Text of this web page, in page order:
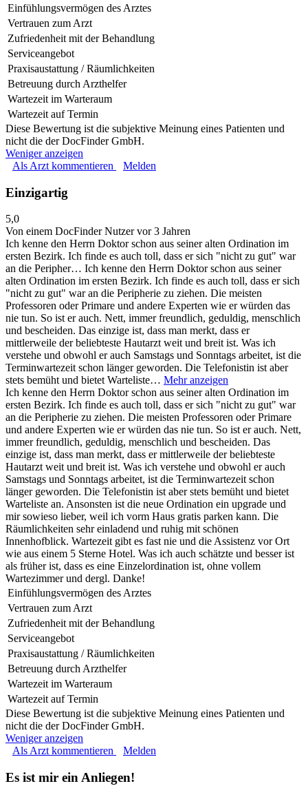
Einfühlungsvermögen des Arztes
Vertrauen zum Arzt
Zufriedenheit mit der Behandlung
Serviceangebot
Praxisaustattung / Räumlichkeiten
Betreuung durch Arzthelfer
Wartezeit im Warteraum
Wartezeit auf Termin
Diese Bewertung ist die subjektive Meinung eines Patienten und
nicht die der DocFinder GmbH.
Weniger anzeigen
Als Arzt kommentieren
Melden
Einzigartig
5,0
Von einem DocFinder Nutzervor 3 Jahren
Ich kenne den Herrn Doktor schon aus seiner alten Ordination im
ersten Bezirk. Ich finde es auch toll, dass er sich "nicht zu gut" war
an die Peripher… Ich kenne den Herrn Doktor schon aus seiner
alten Ordination im ersten Bezirk. Ich finde es auch toll, dass er sich
"nicht zu gut" war an die Peripherie zu ziehen. Die meisten
Professoren oder Primare und andere Experten wie er würden das
nie tun. So ist er auch. Nett, immer freundlich, geduldig, menschlich
und bescheiden. Das einzige ist, dass man merkt, dass er
mittlerweile der beliebteste Hautarzt weit und breit ist. Was ich
verstehe und obwohl er auch Samstags und Sonntags arbeitet, ist die
Terminwartezeit schon länger geworden. Die Telefonistin ist aber
stets bemüht und bietet Warteliste… Mehr anzeigen
Ich kenne den Herrn Doktor schon aus seiner alten Ordination im
ersten Bezirk. Ich finde es auch toll, dass er sich "nicht zu gut" war
an die Peripherie zu ziehen. Die meisten Professoren oder Primare
und andere Experten wie er würden das nie tun. So ist er auch. Nett,
immer freundlich, geduldig, menschlich und bescheiden. Das
einzige ist, dass man merkt, dass er mittlerweile der beliebteste
Hautarzt weit und breit ist. Was ich verstehe und obwohl er auch
Samstags und Sonntags arbeitet, ist die Terminwartezeit schon
länger geworden. Die Telefonistin ist aber stets bemüht und bietet
Warteliste an. Ansonsten ist die neue Ordination ein upgrade und
mir sowieso lieber, weil ich vorm Haus gratis parken kann. Die
Räumlichkeiten sehr einladend und ruhig mit schönen
Innenhofblick. Wartezeit gibt es fast nie und die Assistenz vor Ort
wie aus einem 5 Sterne Hotel. Was ich auch schätzte und besser ist
als früher ist, dass es eine Einzelordination ist, ohne vollem
Wartezimmer und dergl. Danke!
Einfühlungsvermögen des Arztes
Vertrauen zum Arzt
Zufriedenheit mit der Behandlung
Serviceangebot
Praxisaustattung / Räumlichkeiten
Betreuung durch Arzthelfer
Wartezeit im Warteraum
Wartezeit auf Termin
Diese Bewertung ist die subjektive Meinung eines Patienten und
nicht die der DocFinder GmbH.
Weniger anzeigen
Als Arzt kommentieren
Melden
Es ist mir ein Anliegen!